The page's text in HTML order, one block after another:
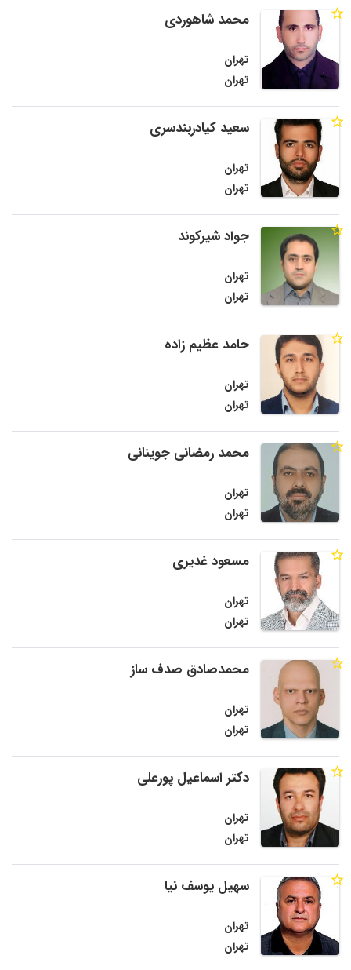
محمد شاهوردی
تهران
تهران
سعید کیادربندسری
تهران
تهران
جواد شیرکوند
تهران
تهران
حامد عظیم زاده
تهران
تهران
محمد رمضانی جوینانی
تهران
تهران
مسعود غدیری
تهران
تهران
محمدصادق صدف ساز
تهران
تهران
دکتر اسماعیل پورعلی
تهران
تهران
سهیل یوسف نیا
تهران
تهران